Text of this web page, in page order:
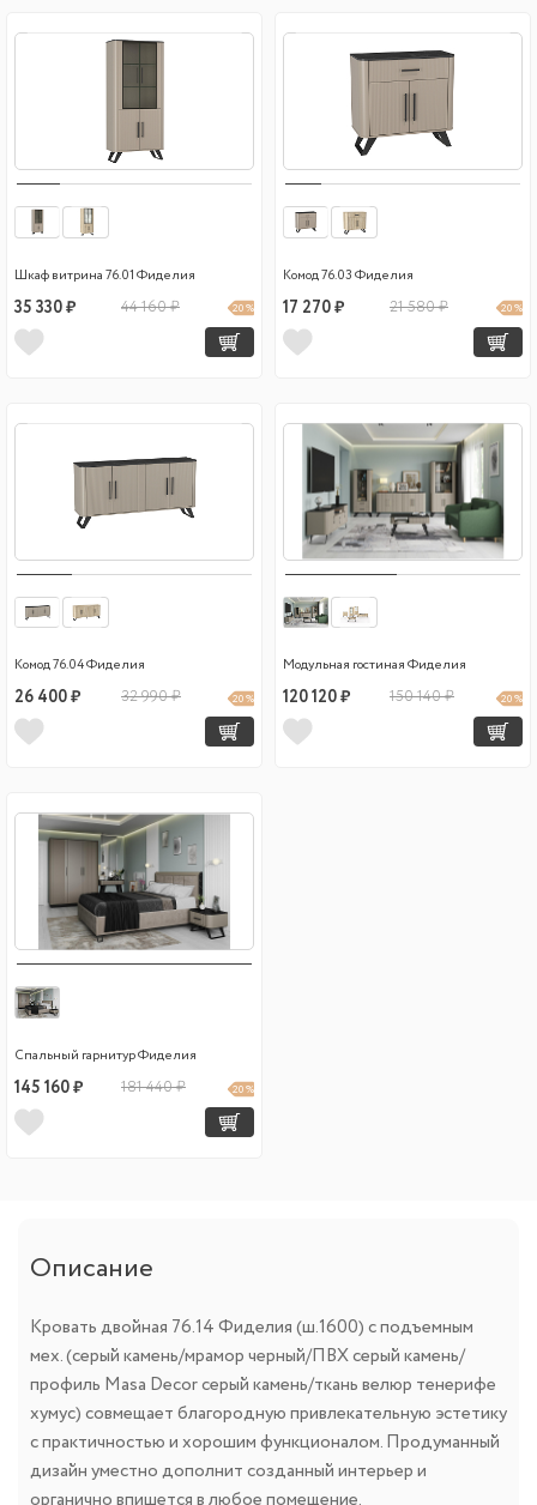
Шкаф витрина 76.01 Фиделия
35 330 ₽ 44 160 ₽ 20 %
Комод 76.03 Фиделия
17 270 ₽ 21 580 ₽ 20 %
Комод 76.04 Фиделия
26 400 ₽ 32 990 ₽ 20 %
Модульная гостиная Фиделия
120 120 ₽ 150 140 ₽ 20 %
Спальный гарнитур Фиделия
145 160 ₽ 181 440 ₽ 20 %
Описание
Кровать двойная 76.14 Фиделия (ш.1600) с подъемным
мех. (серый камень/мрамор черный/ПВХ серый камень/
профиль Masa Decor серый камень/ткань велюр тенерифе
хумус) совмещает благородную привлекательную эстетику
с практичностью и хорошим функционалом. Продуманный
дизайн уместно дополнит созданный интерьер и